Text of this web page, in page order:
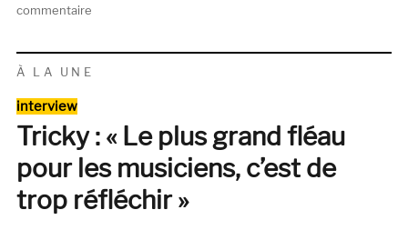
commentairesur
n°12
produit,
Une
histoire
du
À LA UNE
Catégories
interview
Tricky : « Le plus grand fléau
pour les musiciens, c’est de
trop réfléchir »